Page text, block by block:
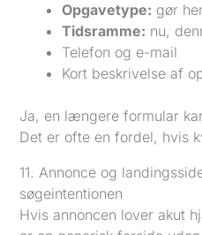
Opgavetype: gør
Tidsramme: nu,
Telefon og e-mail
Kort beskrivelse af
Ja, en længere formular
Det er ofte en fordel, hvis
11. Annonce og
søgeintentionen
Hvis annoncen lover akut